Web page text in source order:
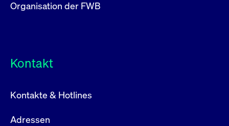
Organisation der FWB
Kontakt
Kontakte & Hotlines
Adressen